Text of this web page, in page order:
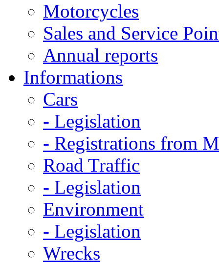
Motorcycles
Sales and Service
Annual reports
Informations
Cars
- Legislation
- Registrations from
Road Traffic
- Legislation
Environment
- Legislation
Wrecks